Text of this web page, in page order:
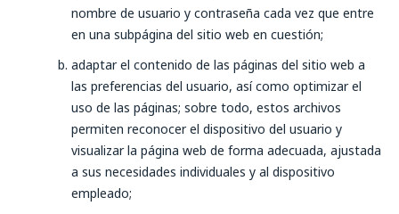
nombre de usuario y contraseña cada vez que entre
en una subpágina del sitio web en cuestión;
adaptar el contenido de las páginas del sitio web a
las preferencias del usuario, así como optimizar el
uso de las páginas; sobre todo, estos archivos
permiten reconocer el dispositivo del usuario y
visualizar la página web de forma adecuada, ajustada
a sus necesidades individuales y al dispositivo
empleado;